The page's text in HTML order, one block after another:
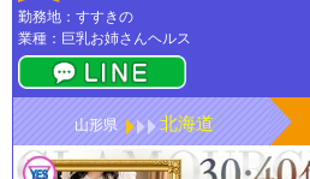
勤務地：すすきの
業種：巨乳お姉さんヘルス
山形県 北海道